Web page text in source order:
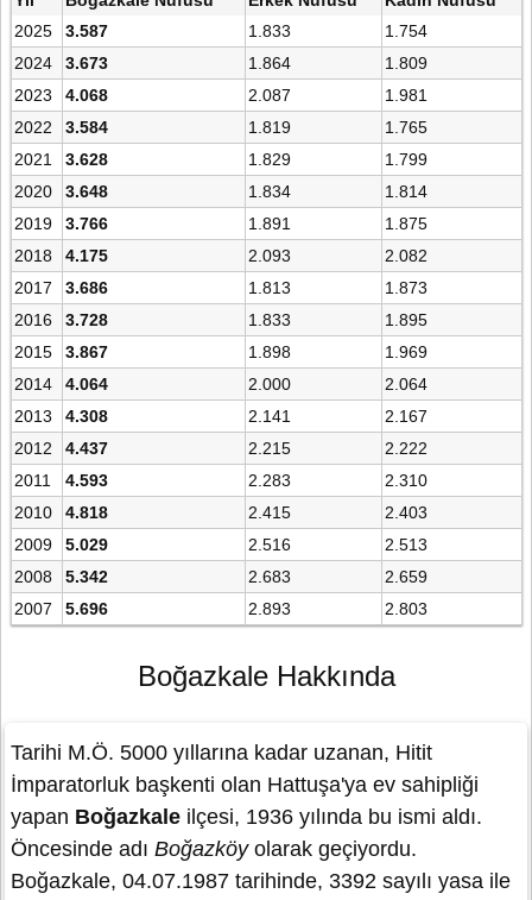
2025
3.587 1.833
1.754
2024
3.673 1.864
1.809
2023
4.068 2.087
1.981
2022
3.584 1.819
1.765
2021
3.628 1.829
1.799
2020
3.648 1.834
1.814
2019
3.766 1.891
1.875
2018
4.175 2.093
2.082
2017
3.686 1.813
1.873
2016
3.728 1.833
1.895
2015
3.867 1.898
1.969
2014
4.064 2.000
2.064
2013
4.308 2.141
2.167
2012
4.437 2.215
2.222
2011
4.593 2.283
2.310
2010
4.818 2.415
2.403
2009
5.029 2.516
2.513
2008
5.342 2.683
2.659
2007
5.696 2.893 2.803
Boğazkale Hakkında
Tarihi M.Ö. 5000 yıllarına kadar uzanan, Hitit
İmparatorluk başkenti olan Hattuşa'ya ev sahipliği
yapan Boğazkale ilçesi, 1936 yılında bu ismi aldı.
Öncesinde adı Boğazköyolarak geçiyordu.
Boğazkale, 04.07.1987 tarihinde, 3392 sayılı yasa ile